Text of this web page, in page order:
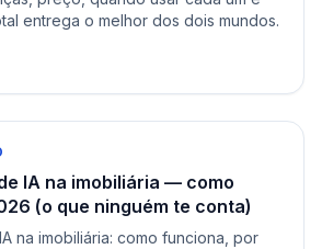
entrega o melhor dos dois mundos.
IA na imobiliária — como
(o que ninguém te conta)
na imobiliária: como funciona, por